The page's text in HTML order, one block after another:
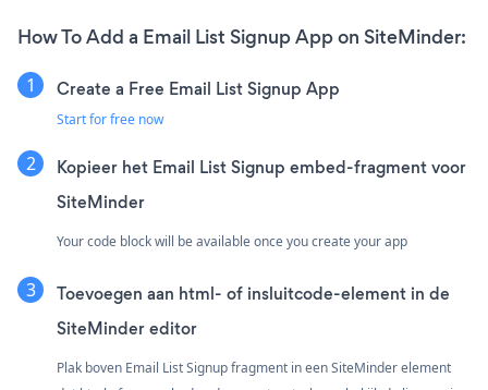
How To Add a Email List Signup App on SiteMinder:
Create a Free Email List Signup App
Start for free now
Kopieer het Email List Signup embed-fragment voor
SiteMinder
Your code block will be available once you create your app
Toevoegen aan html- of insluitcode-element in de
SiteMinder editor
Plak boven Email List Signup fragment in een SiteMinder element